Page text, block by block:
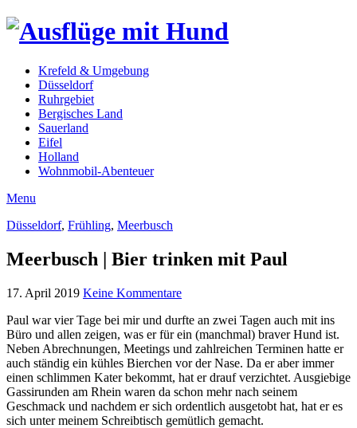
Krefeld & Umgebung
Düsseldorf
Ruhrgebiet
Bergisches Land
Sauerland
Eifel
Holland
Wohnmobil-Abenteuer
Menu
Düsseldorf, Frühling, Meerbusch
Meerbusch | Bier trinken mit Paul
17. April 2019 Keine Kommentare
Paul war vier Tage bei mir und durfte an zwei Tagen auch mit ins
Büro und allen zeigen, was er für ein (manchmal) braver Hund ist.
Neben Abrechnungen, Meetings und zahlreichen Terminen hatte er
auch ständig ein kühles Bierchen vor der Nase. Da er aber immer
einen schlimmen Kater bekommt, hat er drauf verzichtet. Ausgiebige
Gassirunden am Rhein waren da schon mehr nach seinem
Geschmack und nachdem er sich ordentlich ausgetobt hat, hat er es
sich unter meinem Schreibtisch gemütlich gemacht.